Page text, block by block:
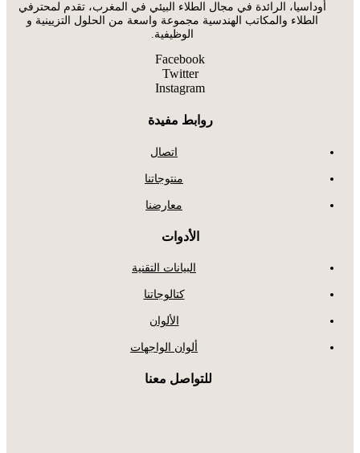
أوداسيا، الرائدة في مجال الطلاء البيئي في المغرب، تقدم لمحترفي
الطلاء والمكاتب الهندسية مجموعة واسعة من الحلول التزيينية و
الوظيفية.
Facebook
Twitter
Instagram
روابط مفيدة
اتصال
منتوجاتنا
معارضنا
الأدوات
البيانات التقنية
كتالوجاتنا
الألوان
ألوان الواجهات
للتواصل معنا